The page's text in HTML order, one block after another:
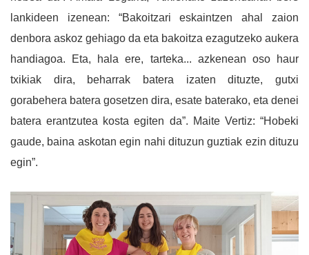
lankideen izenean: “Bakoitzari eskaintzen ahal zaion
denbora askoz gehiago da eta bakoitza ezagutzeko aukera
handiagoa. Eta, hala ere, tarteka... azkenean oso haur
txikiak dira, beharrak batera izaten dituzte, gutxi
gorabehera batera gosetzen dira, esate baterako, eta denei
batera erantzutea kosta egiten da”. Maite Vertiz: “Hobeki
gaude, baina askotan egin nahi dituzun guztiak ezin dituzu
egin”.